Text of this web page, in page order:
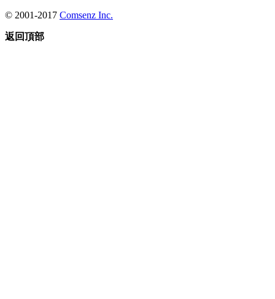
© 2001-2017 Comsenz Inc.
返回頂部